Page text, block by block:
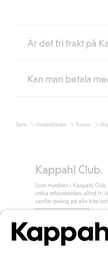
Är det fri frakt på
Är du medlem i Kappahl
Läs mer
Kan man betala
klicka på "Slutför köp"
Dam Underkläder Trosor
Kappahl Club.
Som medlem i Kappahl
unika erbjudanden, alltid fri
samlar poäng på alla köp